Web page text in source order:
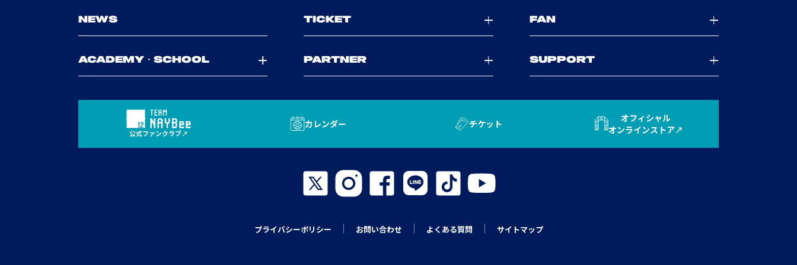
NEWS TICKET FAN
ACADEMY・SCHOOL PARTNER SUPPORT
公式ファンクラブ
カレンダー チケット
オフィシャル
オンラインストア
プライバシーポリシー お問い合わせ よくある質問 サイトマップ